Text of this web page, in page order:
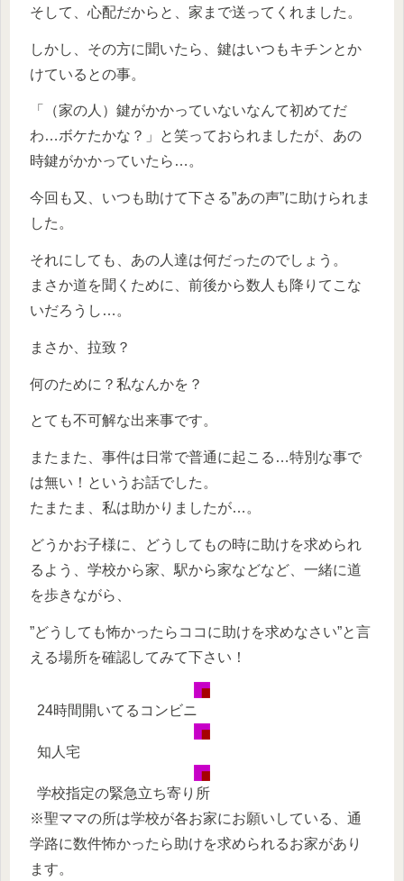
そして、心配だからと、家まで送ってくれました。
しかし、その方に聞いたら、鍵はいつもキチンとか
けているとの事。
「（家の人）鍵がかかっていないなんて初めてだ
わ…ボケたかな？」と笑っておられましたが、あの
時鍵がかかっていたら…。
今回も又、いつも助けて下さる”あの声”に助けられま
した。
それにしても、あの人達は何だったのでしょう。
まさか道を聞くために、前後から数人も降りてこな
いだろうし…。
まさか、拉致？
何のために？私なんかを？
とても不可解な出来事です。
またまた、事件は日常で普通に起こる…特別な事で
は無い！というお話でした。
たまたま、私は助かりましたが…。
どうかお子様に、どうしてもの時に助けを求められ
るよう、学校から家、駅から家などなど、一緒に道
を歩きながら、
”どうしても怖かったらココに助けを求めなさい”と言
える場所を確認してみて下さい！
24時間開いてるコンビニ
知人宅
学校指定の緊急立ち寄り所
※聖ママの所は学校が各お家にお願いしている、通
学路に数件怖かったら助けを求められるお家があり
ます。